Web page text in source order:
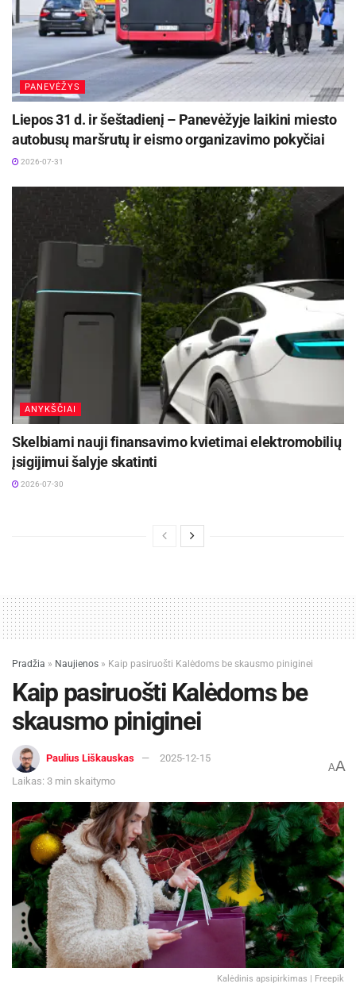
PANEVĖŽYS
Liepos 31 d. ir šeštadienį – Panevėžyje laikini miesto
autobusų maršrutų ir eismo organizavimo pokyčiai
2026-07-31
ANYKŠČIAI
Skelbiami nauji finansavimo kvietimai elektromobilių
įsigijimui šalyje skatinti
2026-07-30
Pradžia » Naujienos » Kaip pasiruošti Kalėdoms be skausmo piniginei
Kaip pasiruošti Kalėdoms be
skausmo piniginei
Paulius Liškauskas
2025-12-15
Laikas: 3 min skaitymo
AA
Kalėdinis apsipirkimas | Freepik